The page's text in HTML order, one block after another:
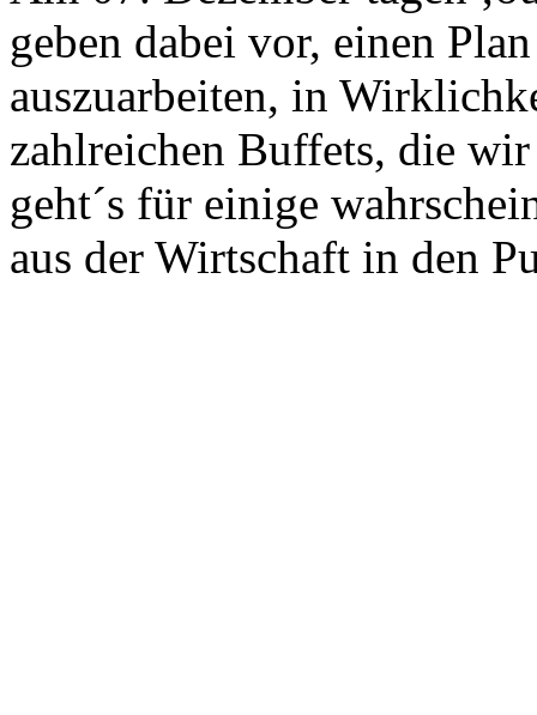
geben dabei vor, einen
auszuarbeiten, in
zahlreichen Buffets, die
geht´s für einige
aus der Wirtschaft in den